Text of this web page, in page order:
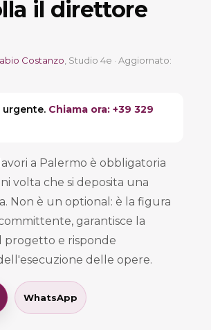
il direttore
Costanzo , Studio 4e · Aggiornato:
urgente. Chiama ora: +39 329
a Palermo è obbligatoria
volta che si deposita una
Non è un optional: è la figura
garantisce la
progetto e risponde
delle opere.
WhatsApp